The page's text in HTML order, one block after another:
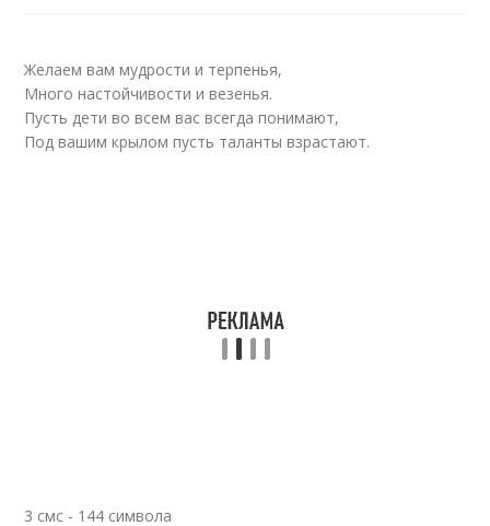
Желаем вам мудрости и терпенья,
Много настойчивости и везенья.
Пусть дети во всем вас всегда понимают,
Под вашим крылом пусть таланты взрастают.
3 смс - 144 символа